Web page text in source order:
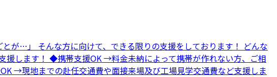
が…」 そんな方に向けて、できる限りの支援をしております！ どんな
します！ ◆携帯支援OK →料金未納によって携帯が作れない方、ご相
→現地までの赴任交通費や面接来場及び工場見学交通費など支援しま